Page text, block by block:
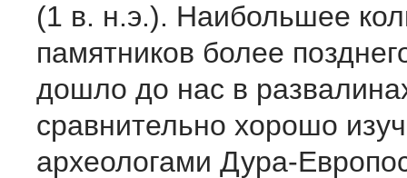
(1 в. н.э.). Наибольшее
памятников более
дошло до нас в
сравнительно хорошо
археологами Дура-